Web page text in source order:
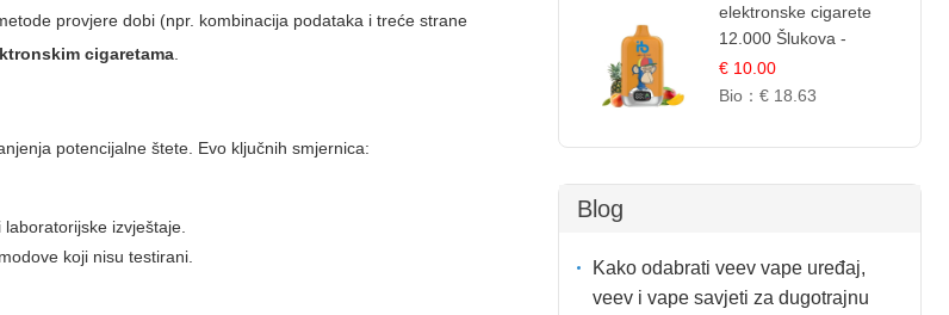
provjere dobi (npr. kombinacija podataka i treće strane
cigaretama
potencijalne štete. Evo ključnih smjernica:
izvještaje.
koji nisu testirani.
elektronske cigarete
12.000 Šlukova -
Mango, Ananas,
Breskva | Tropska
€ 10.00
Bio： € 18.63
Blog
Kako odabrati veev vape uređaj,
veev i vape savjeti za dugotrajnu